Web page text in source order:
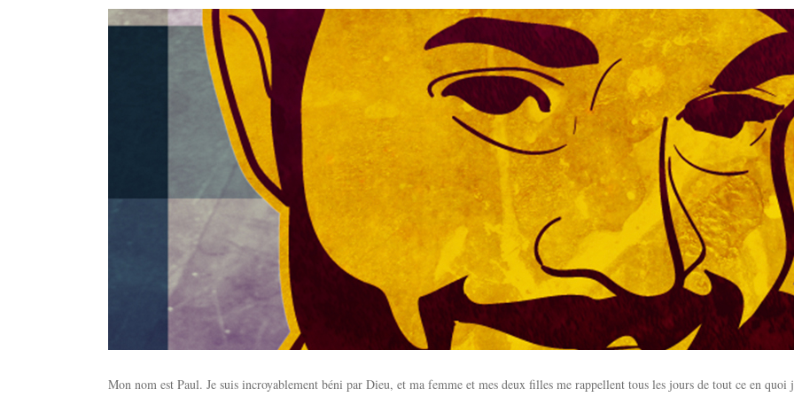
Mon nom est Paul. Je suis incroyablement béni par Dieu, et ma femme et mes deux filles me rappellent tous les jours de tout ce en